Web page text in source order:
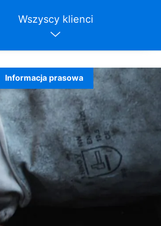
Wszyscy klienci
Informacja prasowa